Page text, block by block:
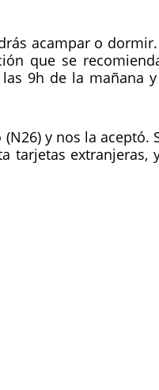
acampar o
que se
9h de la mañana
y nos la
tarjetas extranjeras,